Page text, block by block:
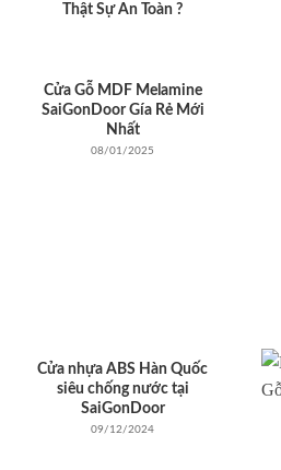
Thật Sự An Toàn ?
Cửa Gỗ MDF Melamine
SaiGonDoor Gía Rẻ Mới
Nhất
08/01/2025
Cửa nhựa ABS Hàn Quốc
siêu chống nước tại
SaiGonDoor
09/12/2024